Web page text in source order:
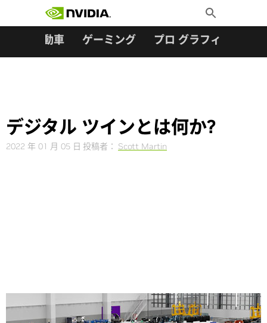
Toggle
Search
自動車 ゲーミング プロ グラフィックス
デジタル ツインとは何か?
2022 年 01 月 05 日 投稿者： Scott Martin
Share